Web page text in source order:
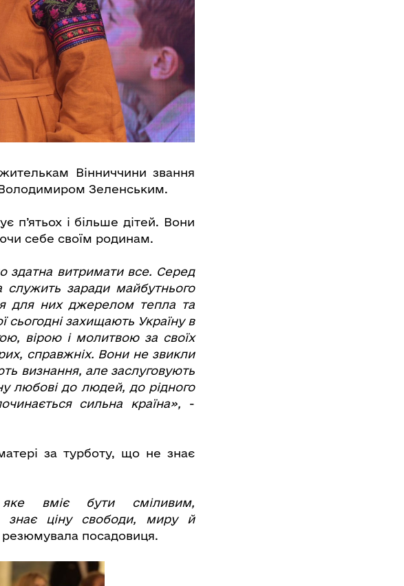
Вінниччини звання
Зеленським.
п’ятьох і більше дітей. Вони
себе своїм родинам.
здатна витримати все. Серед
заради майбутнього
для них джерелом тепла та
сьогодні захищають Україну в
вірою і молитвою за своїх
справжніх. Вони не звикли
визнання, але заслуговують
любові до людей, до рідного
сильна країна», -
за турботу, що не знає
яке вміє бути сміливим,
знає ціну свободи, миру й
посадовиця.